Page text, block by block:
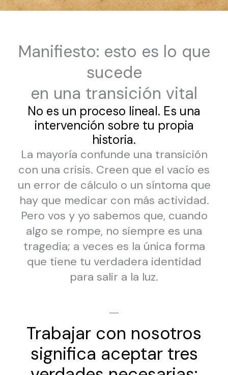
Manifiesto: esto es lo que
sucede
en una transición vital
No es un proceso lineal. Es una
intervención sobre tu propia
historia.
La mayoría confunde una transición
con una crisis. Creen que el vacío es
un error de cálculo o un síntoma que
hay que medicar con más actividad.
Pero vos y yo sabemos que, cuando
algo se rompe, no siempre es una
tragedia; a veces es la única forma
que tiene tu verdadera identidad
para salir a la luz.
Trabajar con nosotros
significa aceptar tres